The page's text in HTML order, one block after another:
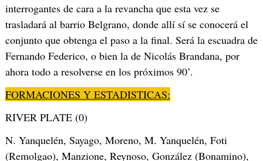
interrogantes de cara a la revancha que esta vez se
trasladará al barrio Belgrano, donde allí sí se conocerá el
conjunto que obtenga el paso a la final. Será la escuadra de
Fernando Federico, o bien la de Nicolás Brandana, por
ahora todo a resolverse en los próximos 90’.
FORMACIONES Y ESTADISTICAS:
RIVER PLATE (0)
N. Yanquelén, Sayago, Moreno, M. Yanquelén, Foti
(Remolgao), Manzione, Reynoso, González (Bonamino),